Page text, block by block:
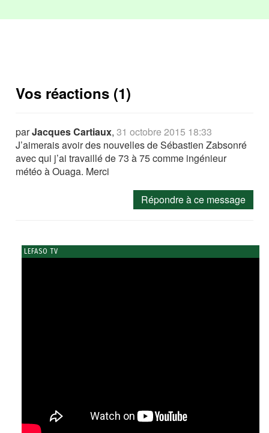
Vos réactions (1)
parJacques Cartiaux,31 octobre 2015 18:33
J’aimerais avoir des nouvelles de Sébastien Zabsonré
avec qui j’ai travaillé de 73 à 75 comme ingénieur
météo à Ouaga. Merci
Répondre à ce message
LEFASO TV